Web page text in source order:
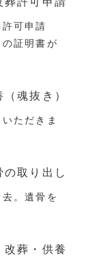
可申請
証明書が
魂抜き）
ただきま
取り出し
。遺骨を
葬・供養